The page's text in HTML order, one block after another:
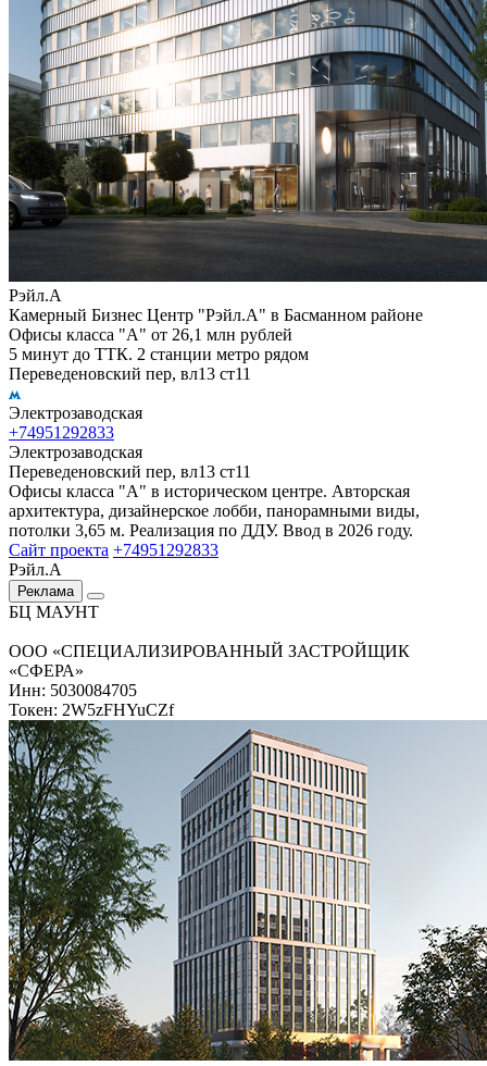
Рэйл.А
Камерный Бизнес Центр "Рэйл.А" в Басманном районе
Офисы класса "А" от 26,1 млн рублей
5 минут до ТТК. 2 станции метро рядом
Переведеновский пер, вл13 ст11
Электрозаводская
+74951292833
Электрозаводская
Переведеновский пер, вл13 ст11
Офисы класса "А" в историческом центре. Авторская
архитектура, дизайнерское лобби, панорамными виды,
потолки 3,65 м. Реализация по ДДУ. Ввод в 2026 году.
Сайт проекта +74951292833
Рэйл.А
Реклама
БЦ МАУНТ
ООО «СПЕЦИАЛИЗИРОВАННЫЙ ЗАСТРОЙЩИК
«СФЕРА»
Инн: 5030084705
Токен: 2W5zFHYuCZf